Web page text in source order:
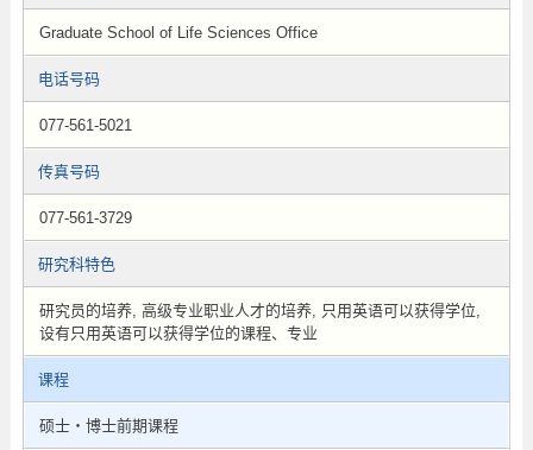
Graduate School of Life Sciences Office
电话号码
077-561-5021
传真号码
077-561-3729
研究科特色
研究员的培养, 高级专业职业人才的培养, 只用英语可以获得学位,
设有只用英语可以获得学位的课程、专业
课程
硕士・博士前期课程